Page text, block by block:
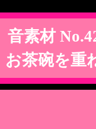
音素材
お茶碗を重